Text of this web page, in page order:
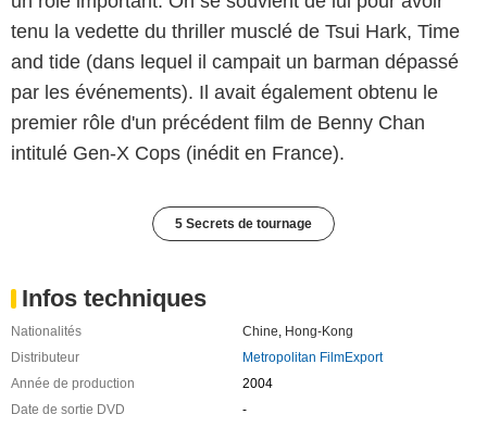
tenu la vedette du thriller musclé de Tsui Hark, Time
and tide (dans lequel il campait un barman dépassé
par les événements). Il avait également obtenu le
premier rôle d'un précédent film de Benny Chan
intitulé Gen-X Cops (inédit en France).
5 Secrets de tournage
Infos techniques
Nationalités Chine, Hong-Kong
Distributeur
Metropolitan FilmExport
Année de production
2004
Date de sortie DVD
-